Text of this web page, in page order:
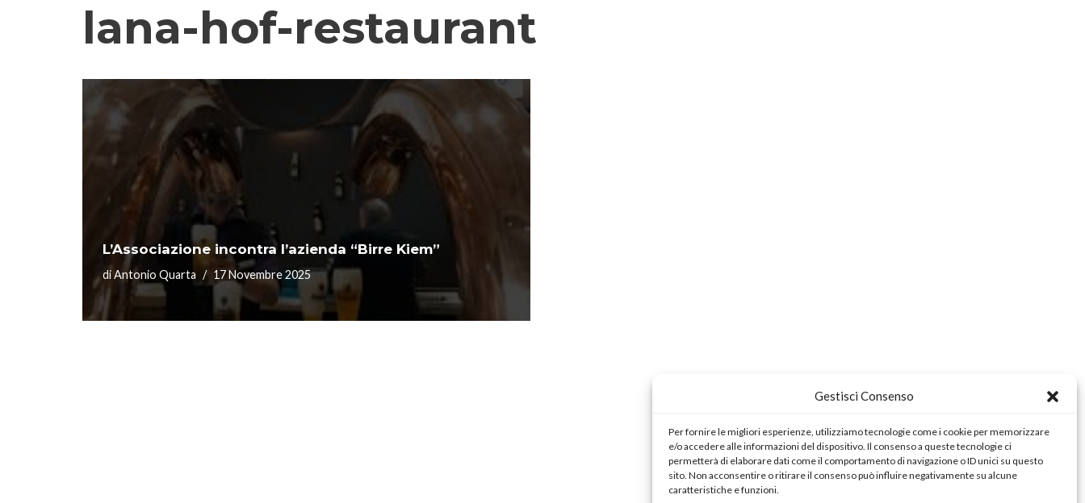
Gestisci Consenso
Per fornire le migliori esperienze, utilizziamo tecnologie come i cookie per memorizzare
e/o accedere alle informazioni del dispositivo. Il consenso a queste tecnologie ci
permetterà di elaborare dati come il comportamento di navigazione o ID unici su questo
sito. Non acconsentire o ritirare il consenso può influire negativamente su alcune
caratteristiche e funzioni.
lana-hof-restaurant
L’Associazione incontra l’azienda “Birre Kiem”
diAntonio Quarta 17 Novembre 2025